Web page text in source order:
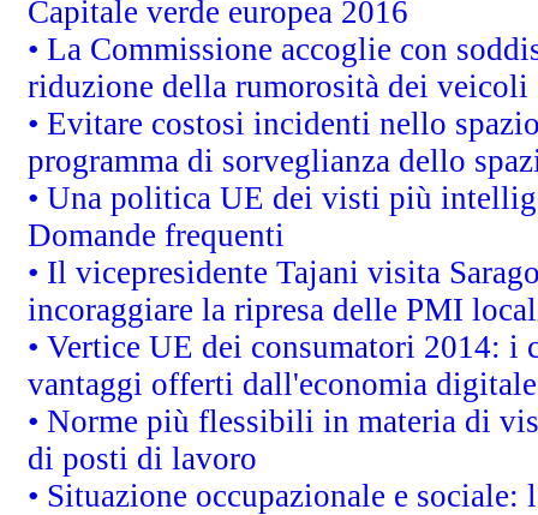
Capitale verde europea 2016
• La Commissione accoglie con
riduzione della rumorosità dei veicoli
• Evitare costosi incidenti nello
programma di sorveglianza dello
• Una politica UE dei visti più
Domande frequenti
• Il vicepresidente Tajani visita
incoraggiare la ripresa delle PMI
• Vertice UE dei consumatori 2014:
vantaggi offerti dall'economia digitale
• Norme più flessibili in materia di
di posti di lavoro
• Situazione occupazionale e